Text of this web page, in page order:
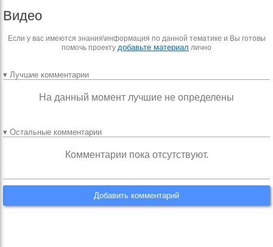
Видео
Если у вас имеются знания\информация по данной тематике и Вы готовы
помочь проекту добавьте материал лично
▾ Лучшие комментарии
На данный момент лучшие не определены
▾ Остальные комментарии
Комментарии пока отсутствуют.
Добавить комментарий